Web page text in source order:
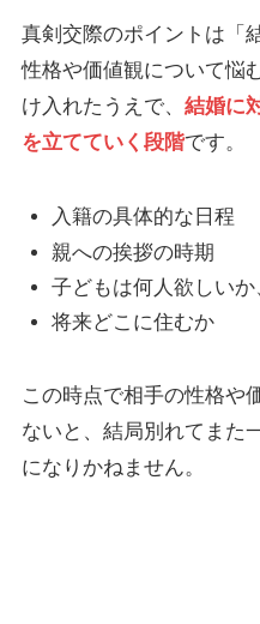
真剣交際のポイントは「
性格や価値観について悩
け入れたうえで、 結婚に
を立てていく段階です。
入籍の具体的な日程
親への挨拶の時期
子どもは何人欲しい
将来どこに住むか
この時点で相手の性格や
ないと、結局別れてまた
になりかねません。